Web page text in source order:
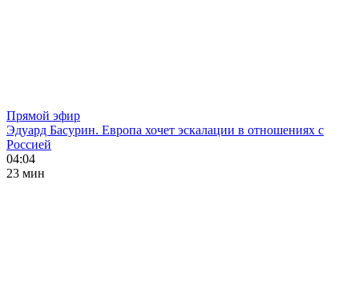
Прямой эфир
Эдуард Басурин. Европа хочет эскалации в отношениях с
Россией
04:04
23 мин